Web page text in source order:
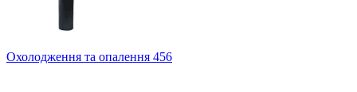
Охолодження та опалення 456